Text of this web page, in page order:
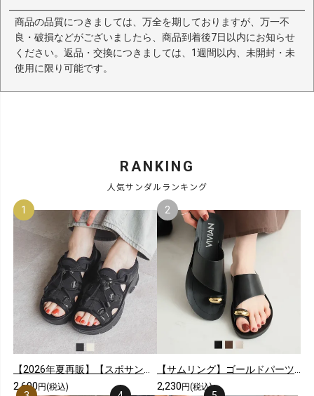
商品の品質につきましては、万全を期しておりますが、万一不
良・破損などがございましたら、商品到着後7日以内にお知らせ
ください。返品・交換につきましては、1週間以内、未開封・未
使用に限り可能です。
RANKING
人気サンダルランキング
2,690円(税込) 2,230円(税込)